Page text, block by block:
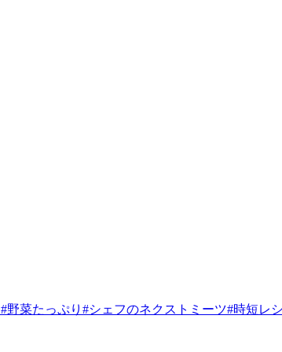
#野菜たっぷり #シェフのネクストミーツ#時短レ